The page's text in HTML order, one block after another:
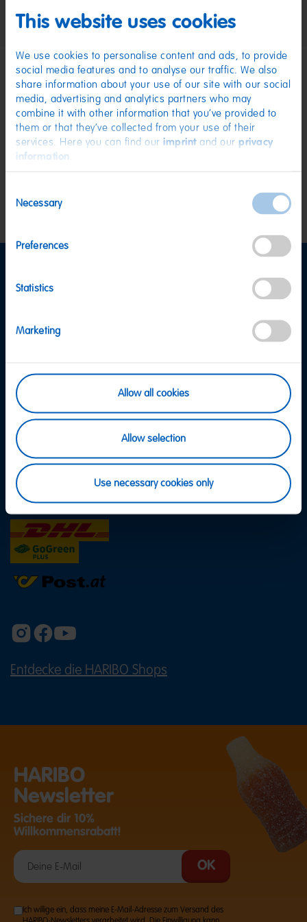
This website uses cookies
We use cookies to personalise content and ads, to provide
social media features and to analyse our traffic. We also
share information about your use of our site with our social
media, advertising and analytics partners who may
combine it with other information that you’ve provided to
them or that they’ve collected from your use of their
services. Here you can find our imprintand our privacy
information
Selection
Necessary
Preferences
Statistics
Marketing
Allow all cookies
Allow selection
Use necessary cookies only
1,49 € (4,97 € / kg)
Reduzierter Preis von
7,79 €
SICHERE ZAHLUNG
PayPal, Klarna Sofortüberweisung, Klarna
Rechnung, Visa, Mastercard
KOSTENLOSE LIEFERUNG
Ab 39 € innerhalb Deutschlands
Ab 79 € nach Österreich
Kontaktformular.
Informationen
FAQ
Cookie Einstellungen
Impressum
Barrierefreiheit
Widerrufsbelehrung
Meine Bestellung widerrufen
Entdecke die HARIBO Shops
HARIBO
Newsletter
Sichere dir 10%
Willkommensrabatt!
Ich willige ein, dass meine E-Mail-Adresse zum Versand des